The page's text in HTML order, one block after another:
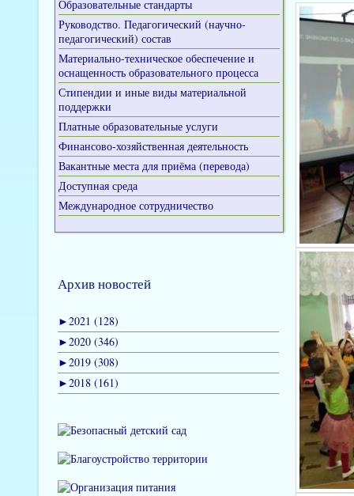
Образовательные стандарты
Руководство. Педагогический (научно-
педагогический) состав
Материально-техническое обеспечение и
оснащенность образовательного процесса
Стипендии и иные виды материальной
поддержки
Платные образовательные услуги
Финансово-хозяйственная деятельность
Вакантные места для приёма (перевода)
Доступная среда
Международное сотрудничество
Архив новостей
►2021 (128)
►2020 (346)
►2019 (308)
►2018 (161)